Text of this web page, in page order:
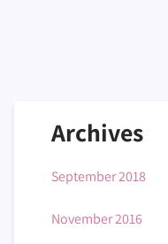
Archives
September 2018
November 2016